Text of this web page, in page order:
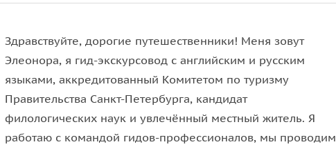
быстро устать, но так и не увидеть главное. Ваш гид
, построит маршрут так, чтобы вы вышили из музея приятно
к новым свершениям!
Александровской Колонны и, полюбовавшись
чем отличается Эрмитаж от Зимнего дворца. ставшим
Здравствуйте, дорогие путешественники! Меня зовут
Элеонора, я гид-экскурсовод с английским и русским
языками, аккредитованный Комитетом по туризму
Правительства Санкт-Петербурга, кандидат
филологических наук и увлечённый местный житель. Я
работаю с командой гидов-профессионалов, мы проводим